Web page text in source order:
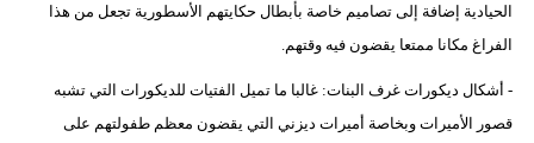
الحيادية إضافة إلى تصاميم خاصة بأبطال حكايتهم الأسطورية تجعل من هذا
الفراغ مكانا ممتعا يقضون فيه وقتهم.
- أشكال ديكورات غرف البنات: غالبا ما تميل الفتيات للديكورات التي تشبه
قصور الأميرات وبخاصة أميرات ديزني التي يقضون معظم طفولتهم على